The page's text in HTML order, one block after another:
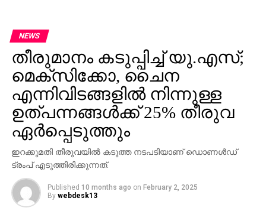
NEWS
തീരുമാനം കടുപ്പിച്ച് യു.എസ്;
മെക്‌സിക്കോ, ചൈന
എന്നിവിടങ്ങളില്‍ നിന്നുള്ള
ഉത്പന്നങ്ങള്‍ക്ക് 25% തീരുവ
ഏര്‍പ്പെടുത്തും
ഇറക്കുമതി തീരുവയില്‍ കടുത്ത നടപടിയാണ് ഡൊണള്‍ഡ്
ട്രംപ് എടുത്തിരിക്കുന്നത്.
Published 10 months ago on February 2, 2025
By webdesk13